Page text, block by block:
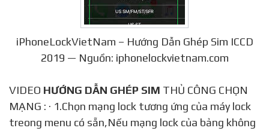
iPhoneLockVietNam – Hướng Dẫn Ghép Sim ICCD
2019 — Nguồn: iphonelockvietnam.com
VIDEO HƯỚNG DẪN GHÉP SIM THỦ CÔNG CHỌN
MẠNG : · 1.Chọn mạng lock tương ứng của máy lock
treong menu có sẵn,Nếu mạng lock của bảng không